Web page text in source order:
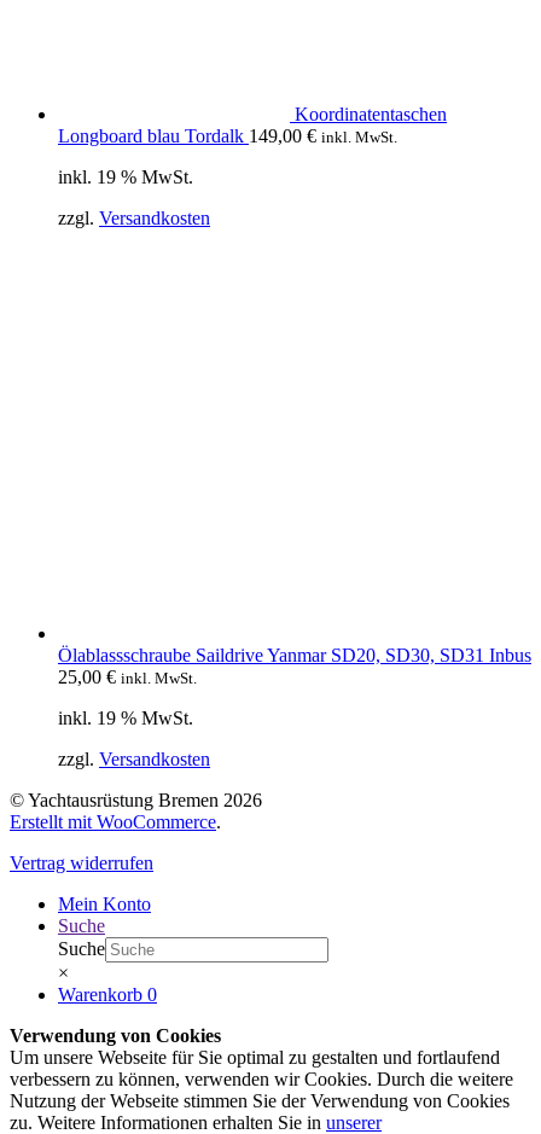
Koordinatentaschen
Longboard blau Tordalk 149,00 € inkl. MwSt.
inkl. 19 % MwSt.
zzgl. Versandkosten
Ölablassschraube Saildrive Yanmar SD20, SD30, SD31 Inbus
25,00 € inkl. MwSt.
inkl. 19 % MwSt.
zzgl. Versandkosten
© Yachtausrüstung Bremen 2026
Erstellt mit WooCommerce.
Vertrag widerrufen
Mein Konto
Suche
Suche
×
Warenkorb 0
Verwendung von Cookies
Um unsere Webseite für Sie optimal zu gestalten und fortlaufend
verbessern zu können, verwenden wir Cookies. Durch die weitere
Nutzung der Webseite stimmen Sie der Verwendung von Cookies
zu. Weitere Informationen erhalten Sie in unserer